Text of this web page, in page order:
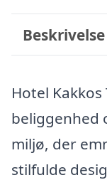
Beskrivelse
Hotel
beliggenhed
miljø, der
stilfulde